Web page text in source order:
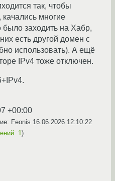
так, чтобы
качались многие
заходить на Хабр,
есть другой домен с
использовать). А ещё
IPv4 тоже отключен.
+00:00
Feonis 16.06.2026 12:10:22
1)